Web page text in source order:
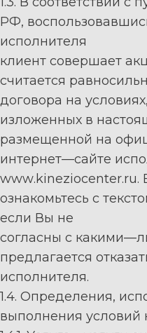
РФ,
исполнителя
клиент совершает
считается
договора на условиях,
изложенных в
размещенной на
интернет—сайте
www.kineziocenter.ru.
ознакомьтесь с
если Вы не
согласны с какими—
предлагается
исполнителя.
1.4. Определения,
выполнения условий